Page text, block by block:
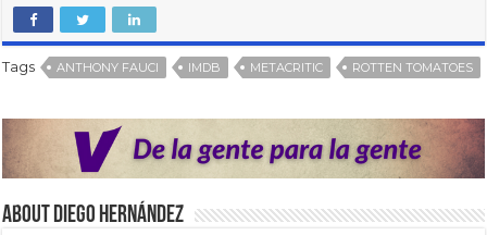
Tags ANTHONY FAUCI IMDB METACRITIC ROTTEN TOMATOES
About Diego Hernández